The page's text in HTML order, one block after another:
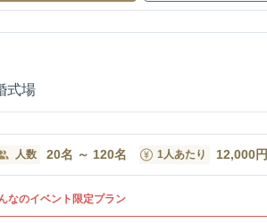
式場
人数 20名 ～ 120名 1人あたり 12,000円
なのイベント限定プラン